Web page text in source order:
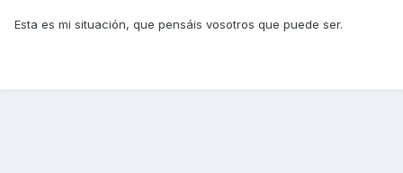
Esta es mi situación, que pensáis vosotros que puede ser.